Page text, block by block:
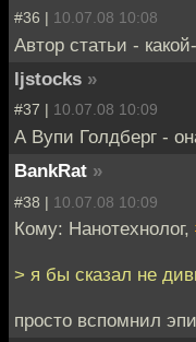
#36 | 10.07.08 10:08
Автор статьи -
ljstocks »
#37 | 10.07.08 10:09
А Вупи Голдберг -
BankRat »
#38 | 10.07.08 10:09
Кому: Нанотехнолог,
> я бы сказал не
просто вспомнил